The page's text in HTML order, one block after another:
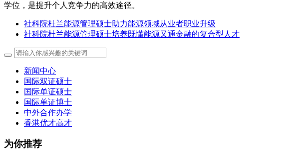
学位，是提升个人竞争力的高效途径。
社科院杜兰能源管理硕士助力能源领域从业者职业升级
社科院杜兰能源管理硕士培养既懂能源又通金融的复合型人才
新闻中心
国际双证硕士
国际单证硕士
国际单证博士
中外合作办学
香港优才高才
为你推荐